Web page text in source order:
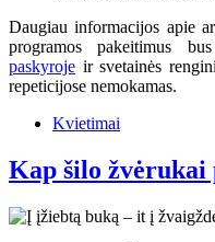
Daugiau informacijos apie
programos pakeitimus
paskyroje ir svetainės
repeticijose nemokamas.
Kvietimai
Kap šilo žvėrukai